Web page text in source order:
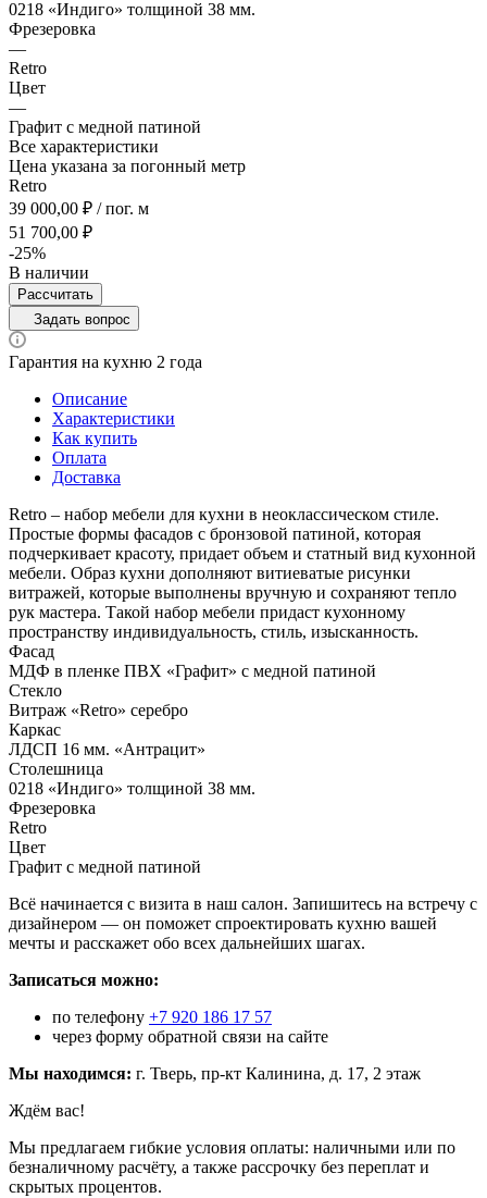
0218 «Индиго» толщиной 38 мм.
Фрезеровка
—
Retro
Цвет
—
Графит с медной патиной
Все характеристики
Цена указана за погонный метр
Retro
39 000,00 ₽ / пог. м
51 700,00 ₽
-25%
В наличии
Рассчитать
Задать вопрос
Гарантия на кухню 2 года
Описание
Характеристики
Как купить
Оплата
Доставка
Retro – набор мебели для кухни в неоклассическом стиле.
Простые формы фасадов с бронзовой патиной, которая
подчеркивает красоту, придает объем и статный вид кухонной
мебели. Образ кухни дополняют витиеватые рисунки
витражей, которые выполнены вручную и сохраняют тепло
рук мастера. Такой набор мебели придаст кухонному
пространству индивидуальность, стиль, изысканность.
Фасад
МДФ в пленке ПВХ «Графит» с медной патиной
Стекло
Витраж «Retro» серебро
Каркас
ЛДСП 16 мм. «Антрацит»
Столешница
0218 «Индиго» толщиной 38 мм.
Фрезеровка
Retro
Цвет
Графит с медной патиной
Всё начинается с визита в наш салон. Запишитесь на встречу с
дизайнером — он поможет спроектировать кухню вашей
мечты и расскажет обо всех дальнейших шагах.
Записаться можно:
по телефону +7 920 186 17 57
через форму обратной связи на сайте
Мы находимся: г. Тверь, пр-кт Калинина, д. 17, 2 этаж
Ждём вас!
Мы предлагаем гибкие условия оплаты: наличными или по
безналичному расчёту, а также рассрочку без переплат и
скрытых процентов.